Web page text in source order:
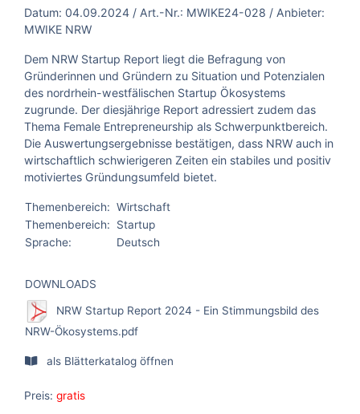
Datum: 04.09.2024 / Art.-Nr.: MWIKE24-028 / Anbieter:
MWIKE NRW
Dem NRW Startup Report liegt die Befragung von
Gründerinnen und Gründern zu Situation und Potenzialen
des nordrhein-westfälischen Startup Ökosystems
zugrunde. Der diesjährige Report adressiert zudem das
Thema Female Entrepreneurship als Schwerpunktbereich.
Die Auswertungsergebnisse bestätigen, dass NRW auch in
wirtschaftlich schwierigeren Zeiten ein stabiles und positiv
motiviertes Gründungsumfeld bietet.
Themenbereich: Wirtschaft
Themenbereich:
Startup
Sprache:
Deutsch
DOWNLOADS
NRW Startup Report 2024 - Ein Stimmungsbild des
NRW-Ökosystems.pdf
als Blätterkatalog öffnen
Preis: gratis